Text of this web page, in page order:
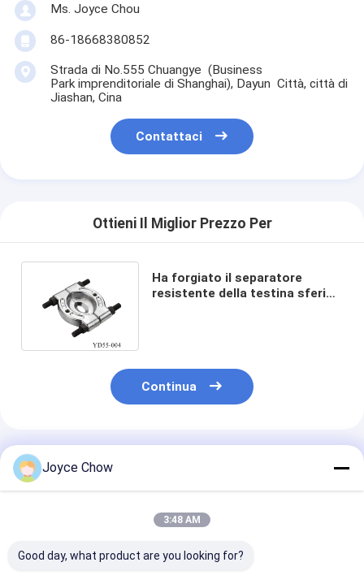
Ms. Joyce Chou
86-18668380852
Strada di No.555 Chuangye (Business
Park imprenditoriale di Shanghai), Dayun Città, città di
Jiashan, Cina
Contattaci
Ottieni Il Miglior Prezzo Per
Ha forgiato il separatore
resistente della testina sferica
Continua
Prodotti Raccomandati
Joyce Chow
3:48 AM
Good day, what product are you looking for?